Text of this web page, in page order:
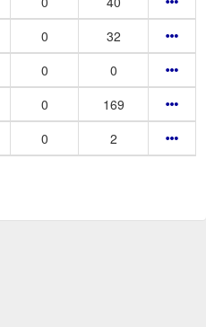
0
32
0
0
0
169
0 2